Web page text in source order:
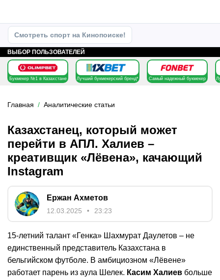
Смотреть спорт на Кинопоиске!
ВЫБОР ПОЛЬЗОВАТЕЛЕЙ
Букмекер №1 в Казахстане Лучший букмекерский бренд* Самый надежный букмекер
Главная Аналитические статьи
Казахстанец, который может
перейти в АПЛ. Халиев –
креативщик «Лёвена», качающий
Instagram
Ержан Ахметов
12.03.2025 23:23
15-летний талант «Генка» Шахмурат Даулетов – не
единственный представитель Казахстана в
бельгийском футболе. В амбициозном «Лёвене»
работает парень из аула Шелек. Касим Халиев больше